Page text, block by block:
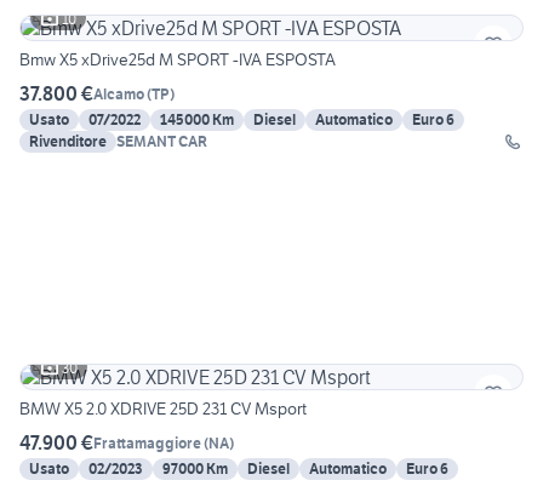
10
Bmw X5 xDrive25d M SPORT -IVA ESPOSTA
37.800 €Alcamo(TP)
Usato
07/2022 145000 Km Diesel Automatico
Euro 6
Rivenditore SEMANT CAR
30
BMW X5 2.0 XDRIVE 25D 231 CV Msport
47.900 €Frattamaggiore(NA)
Usato
02/2023 97000 Km Diesel Automatico
Euro 6